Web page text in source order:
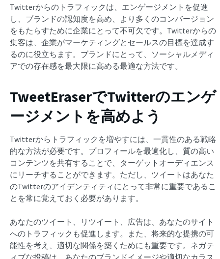
Twitterからのトラフィックは、エンゲージメントを促進
し、ブランドの認知度を高め、より多くのコンバージョン
をもたらすために企業にとって不可欠です。Twitterからの
集客は、企業がマーケティングとセールスの目標を達成す
るのに役立ちます。ブランドにとって、ソーシャルメディ
アでの存在感を最大限に高める最適な方法です。
TweetEraserでTwitterのエンゲ
ージメントを高めよう
Twitterからトラフィックを増やすには、一貫性のある戦略
的な方法が必要です。プロフィールを最適化し、質の高い
コンテンツを共有することで、ターゲットオーディエンス
にリーチすることができます。ただし、ツイートはあなた
のTwitterのアイデンティティにとって非常に重要であるこ
とを常に覚えておく必要があります。
あなたのツイート、リツイート、広告は、あなたのサイト
へのトラフィックも促進します。また、将来的な提携の可
能性を考え、適切な関係を築くためにも重要です。ネガテ